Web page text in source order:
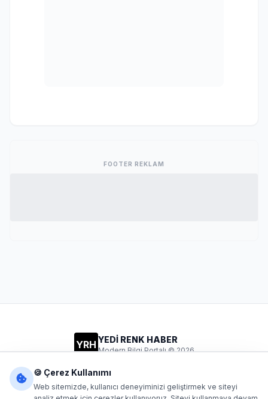
FOOTER REKLAM
YRH YEDİ RENK HABER
Modern Bilgi Portalı © 2026
🍪 Çerez Kullanımı
Web sitemizde, kullanıcı deneyiminizi geliştirmek ve siteyi